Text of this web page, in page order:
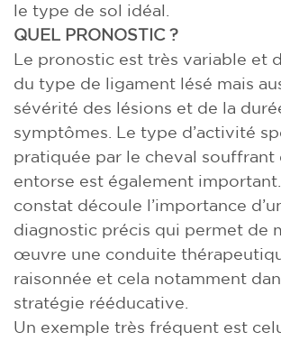
le type de sol idéal.
QUEL PRONOSTIC ?
Le pronostic est très variable et
du type de ligament lésé mais
sévérité des lésions et de la
symptômes. Le type d’activité
pratiquée par le cheval souffrant
entorse est également
constat découle l’importance
diagnostic précis qui permet de
œuvre une conduite
raisonnée et cela notamment
stratégie rééducative.
Un exemple très fréquent est